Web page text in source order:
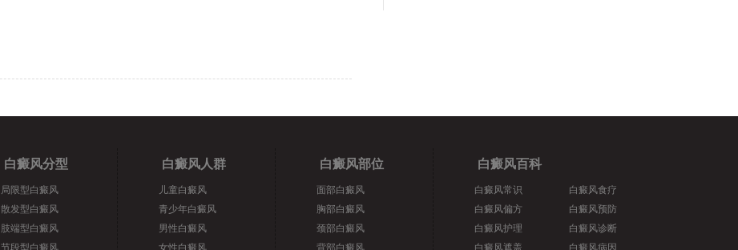
白癜风分型
局限型白癜风
散发型白癜风
肢端型白癜风
节段型白癜风
白癜风人群
儿童白癜风
青少年白癜风
男性白癜风
女性白癜风
白癜风部位
面部白癜风
胸部白癜风
颈部白癜风
背部白癜风
白癜风百科
白癜风常识
白癜风偏方
白癜风护理
白癜风遮盖
白癜风食疗
白癜风预防
白癜风诊断
白癜风病因